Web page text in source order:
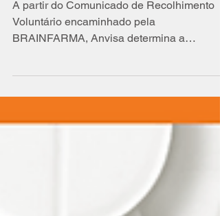
Brainfarma são
Suspensos
BRAINFARMA, Anvisa determina a